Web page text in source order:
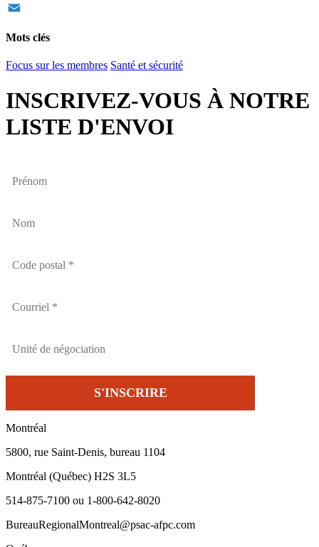
Twitter
Mots clés
Focus sur les membres Santé et sécurité
INSCRIVEZ-VOUS À NOTRE
LISTE D'ENVOI
Montréal
5800, rue Saint-Denis, bureau 1104
Montréal (Québec) H2S 3L5
514-875-7100 ou 1-800-642-8020
BureauRegionalMontreal@psac-afpc.com